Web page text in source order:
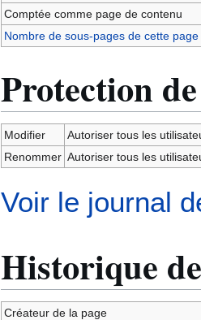
Comptée comme page de contenu
Nombre de sous-pages de cette page
Protection
Modifier
Autoriser tous les
Renommer Autoriser tous les
Voir le journal
Historique
Créateur de la page